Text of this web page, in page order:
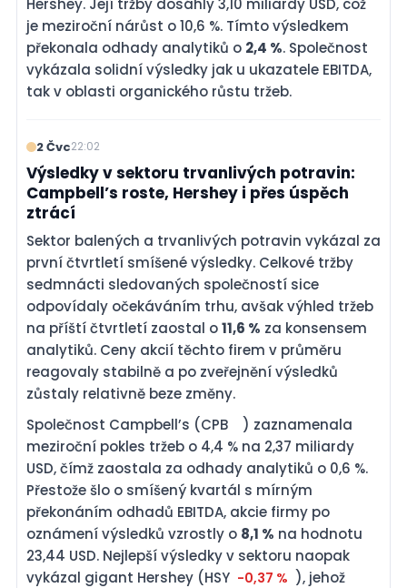
Hershey. Její tržby dosáhly 3,10 miliardy USD, což
je meziroční nárůst o 10,6 %. Tímto výsledkem
překonala odhady analytiků o 2,4 %. Společnost
vykázala solidní výsledky jak u ukazatele EBITDA,
tak v oblasti organického růstu tržeb.
2 Čvc22:02
Výsledky v sektoru trvanlivých potravin:
Campbell’s roste, Hershey i přes úspěch
ztrácí
Sektor balených a trvanlivých potravin vykázal za
první čtvrtletí smíšené výsledky. Celkové tržby
sedmnácti sledovaných společností sice
odpovídaly očekáváním trhu, avšak výhled tržeb
na příští čtvrtletí zaostal o11,6 % za konsensem
analytiků. Ceny akcií těchto firem v průměru
reagovaly stabilně a po zveřejnění výsledků
zůstaly relativně beze změny.
Společnost Campbell’s (CPB
) zaznamenala
meziroční pokles tržeb o 4,4 % na 2,37 miliardy
USD, čímž zaostala za odhady analytiků o 0,6 %.
Přestože šlo o smíšený kvartál s mírným
překonáním odhadů EBITDA, akcie firmy po
oznámení výsledků vzrostly o 8,1 % na hodnotu
23,44 USD. Nejlepší výsledky v sektoru naopak
vykázal gigant Hershey (HSY -0,37 % ), jehož